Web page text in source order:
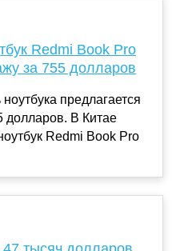
Redmi Book Pro
за 755 долларов
предлагается
долларов. В Китае
Redmi Book Pro